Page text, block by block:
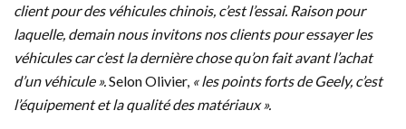
client pour des véhicules chinois, c’est l’essai. Raison pour
laquelle, demain nous invitons nos clients pour essayer les
véhicules car c’est la dernière chose qu’on fait avant l’achat
d’un véhicule ». Selon Olivier, « les points forts de Geely, c’est
l’équipement et la qualité des matériaux ».